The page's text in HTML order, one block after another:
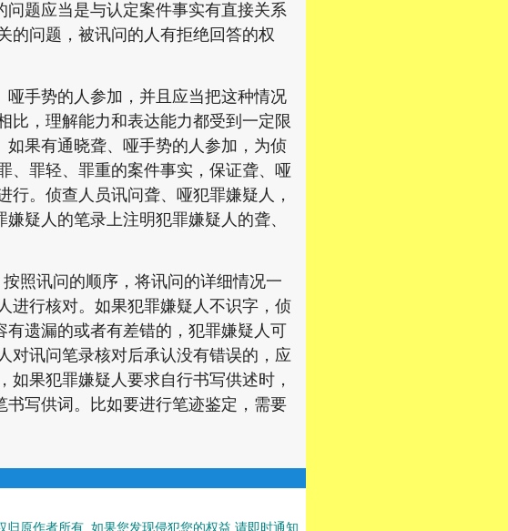
题应当是与认定案件事实有直接关系
的问题，被讯问的人有拒绝回答的权
手势的人参加，并且应当把这种情况
比，理解能力和表达能力都受到一定限
果有通晓聋、哑手势的人参加，为侦
、罪轻、罪重的案件事实，保证聋、哑
。侦查人员讯问聋、哑犯罪嫌疑人，
疑人的笔录上注明犯罪嫌疑人的聋、
照讯问的顺序，将讯问的详细情况一
进行核对。如果犯罪嫌疑人不识字，侦
遗漏的或者有差错的，犯罪嫌疑人可
对讯问笔录核对后承认没有错误的，应
果犯罪嫌疑人要求自行书写供述时，
写供词。比如要进行笔迹鉴定，需要
原作者所有, 如果您发现侵犯您的权益,请即时通知,